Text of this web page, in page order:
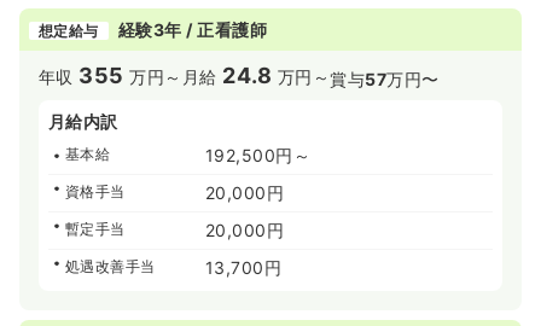
想定給与 経験3年 / 正看護師
年収 355 万円～ 月給 24.8 万円～賞与57万円〜
月給内訳
基本給 192,500円～
資格手当 20,000円
暫定手当 20,000円
処遇改善手当 13,700円